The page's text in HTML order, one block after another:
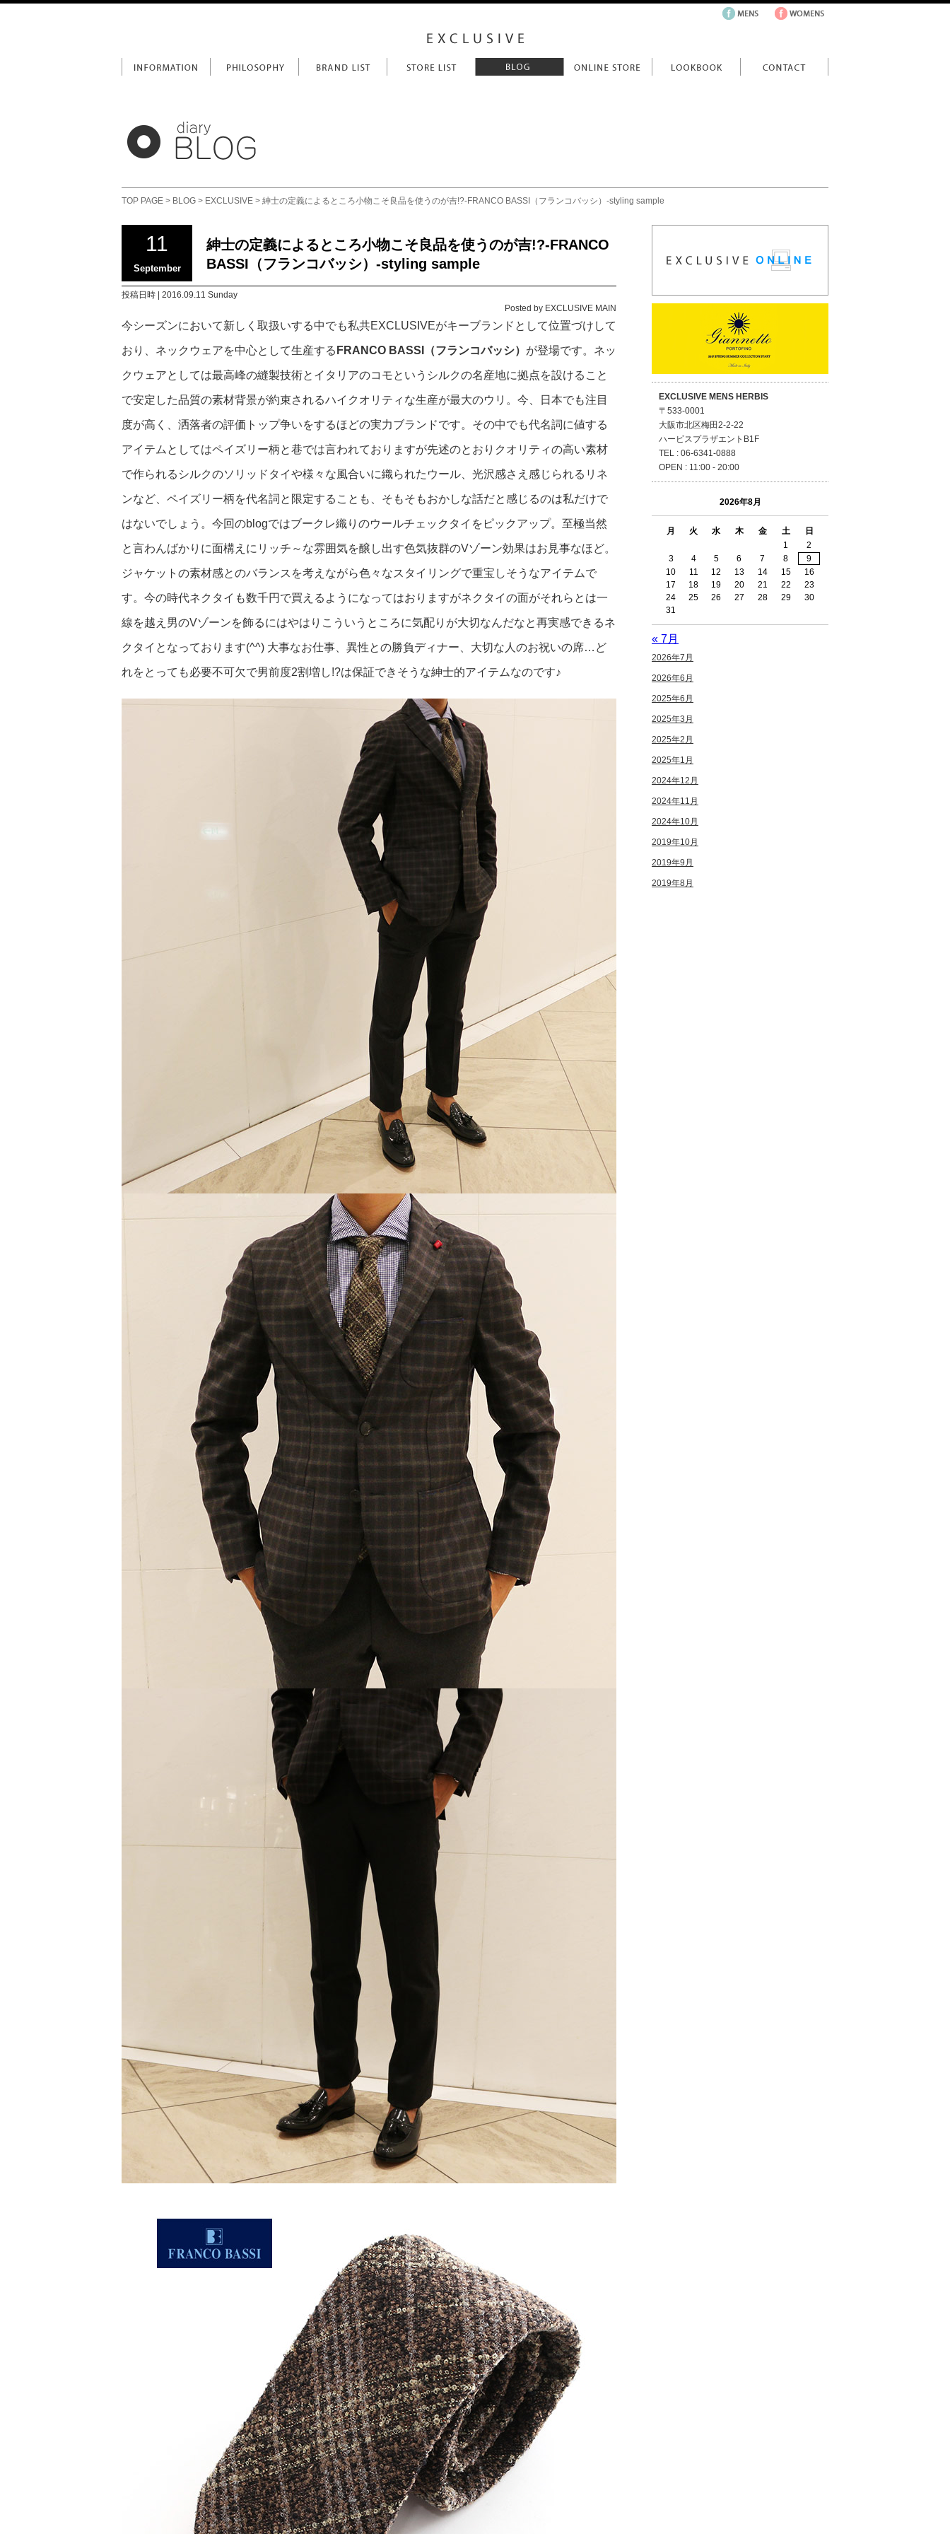
TOP PAGE > BLOG > EXCLUSIVE > 紳士の定義によるところ小物こそ良品を使うのが吉!?-FRANCO BASSI（フランコバッシ）-styling sample
11
September
紳士の定義によるところ小物こそ良品を使うのが吉!?-FRANCO
BASSI（フランコバッシ）-styling sample
投稿日時 | 2016.09.11 Sunday
Posted by EXCLUSIVE MAIN
今シーズンにおいて新しく取扱いする中でも私共EXCLUSIVEがキーブランドとして位置づけして
おり、ネックウェアを中心として生産する FRANCO BASSI（フランコバッシ） が登場です。ネッ
クウェアとしては最高峰の縫製技術とイタリアのコモというシルクの名産地に拠点を設けること
で安定した品質の素材背景が約束されるハイクオリティな生産が最大のウリ。今、日本でも注目
度が高く、洒落者の評価トップ争いをするほどの実力ブランドです。その中でも代名詞に値する
アイテムとしてはペイズリー柄と巷では言われておりますが先述のとおりクオリティの高い素材
で作られるシルクのソリッドタイや様々な風合いに織られたウール、光沢感さえ感じられるリネ
ンなど、ペイズリー柄を代名詞と限定することも、そもそもおかしな話だと感じるのは私だけで
はないでしょう。今回のblogではブークレ織りのウールチェックタイをピックアップ。 至極当然
と言わんばかりに面構えにリッチ～な雰囲気を醸し出す色気抜群のVゾーン効果はお見事なほど。
ジャケットの素材感とのバランスを考えながら色々なスタイリングで重宝しそうなアイテムで
す。今の時代ネクタイも数千円で買えるようになってはおりますがネクタイの面がそれらとは一
線を越え男のVゾーンを飾るにはやはりこういうところに気配りが大切なんだなと再実感できるネ
クタイとなっております(^^) 大事なお仕事、異性との勝負ディナー、大切な人のお祝いの席…ど
れをとっても必要不可欠で男前度2割増し!?は保証できそうな紳士的アイテムなのです♪
EXCLUSIVE MENS HERBIS
〒533-0001
大阪市北区梅田2-2-22
ハービスプラザエントB1F
TEL : 06-6341-0888
OPEN : 11:00 - 20:00
2026年8月
月 火 水 木 金 土
日
1
2
3
4 5 6 7 8
9
10
11 12 13 14 15
16
17
18 19 20 21 22
23
24
25 26 27 28 29
30
31
« 7月
2026年7月
2026年6月
2025年6月
2025年3月
2025年2月
2025年1月
2024年12月
2024年11月
2024年10月
2019年10月
2019年9月
2019年8月